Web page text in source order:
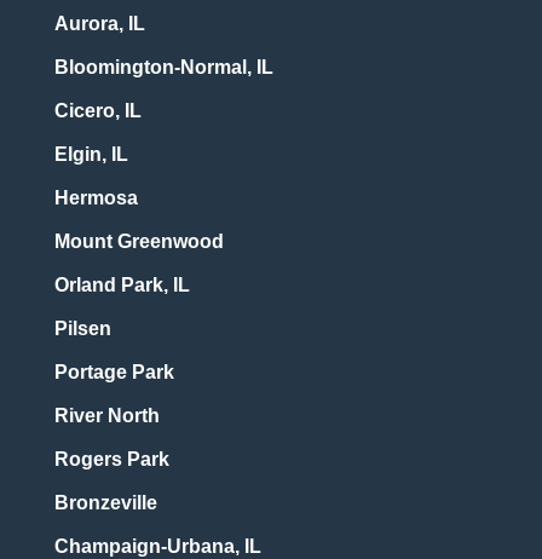
Aurora, IL
Bloomington-Normal, IL
Cicero, IL
Elgin, IL
Hermosa
Mount Greenwood
Orland Park, IL
Pilsen
Portage Park
River North
Rogers Park
Bronzeville
Champaign-Urbana, IL